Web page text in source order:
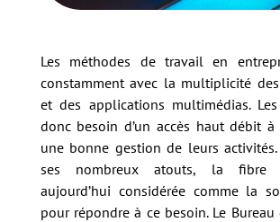
Les méthodes de travail en
constamment avec la multiplicité
et des applications multimédias.
donc besoin d’un accès haut débit
une bonne gestion de leurs
ses nombreux atouts, la fibre
aujourd’hui considérée comme la
pour répondre à ce besoin. Le Bureau